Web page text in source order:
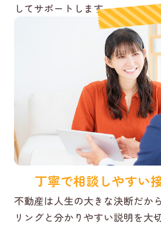
してサポートします。
丁寧で相談しやすい
不動産は人生の大きな決断だか
リングと分かりやすい説明を大